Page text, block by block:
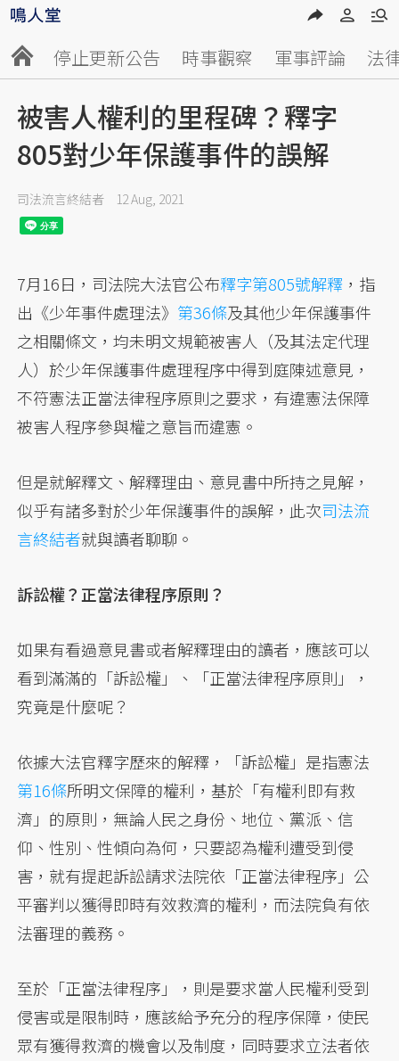
停止更新公告 時事觀察 軍事評論 法
被害人權利的里程碑？釋字
805對少年保護事件的誤解
司法流言終結者 12 Aug, 2021
7月16日，司法院大法官公布釋字第805號解釋 ，指
出《少年事件處理法》 第36條及其他少年保護事件
之相關條文，均未明文規範被害人（及其法定代理
人）於少年保護事件處理程序中得到庭陳述意見，
不符憲法正當法律程序原則之要求，有違憲法保障
被害人程序參與權之意旨而違憲。
但是就解釋文、解釋理由、意見書中所持之見解，
似乎有諸多對於少年保護事件的誤解，此次司法流
言終結者就與讀者聊聊。
訴訟權？正當法律程序原則？
如果有看過意見書或者解釋理由的讀者，應該可以
看到滿滿的「訴訟權」、「正當法律程序原則」，
究竟是什麼呢？
依據大法官釋字歷來的解釋，「訴訟權」是指憲法
第16條所明文保障的權利，基於「有權利即有救
濟」的原則，無論人民之身份、地位、黨派、信
仰、性別、性傾向為何，只要認為權利遭受到侵
害，就有提起訴訟請求法院依「正當法律程序」公
平審判以獲得即時有效救濟的權利，而法院負有依
法審理的義務。
至於「正當法律程序」，則是要求當人民權利受到
侵害或是限制時，應該給予充分的程序保障，使民
眾有獲得救濟的機會以及制度，同時要求立法者依